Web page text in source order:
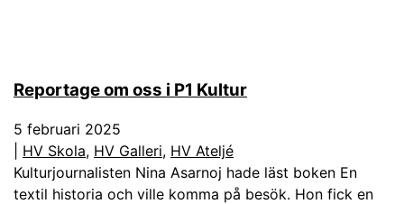
Reportage om oss i P1 Kultur
5 februari 2025
HV Skola, HV Galleri, HV Ateljé
Kulturjournalisten Nina Asarnoj hade läst boken En
textil historia och ville komma på besök. Hon fick en